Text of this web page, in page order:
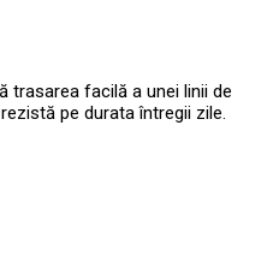
trasarea facilă a unei linii de
pe durata întregii zile.